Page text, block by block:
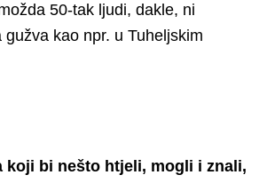
50-tak ljudi, dakle, ni
gužva kao npr. u Tuheljskim
koji bi nešto htjeli, mogli i znali,